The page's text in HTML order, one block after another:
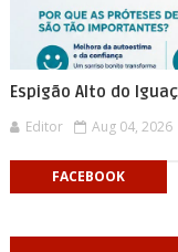
Espigão Alto do
Editor Aug 04, 2026
FACEBOOK